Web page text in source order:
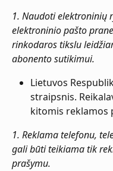
1. Naudoti elektroninių
elektroninio pašto
rinkodaros tikslu
abonento sutikimui.
Lietuvos
straipsnis.
kitomis reklamos
1. Reklama telefonu,
gali būti teikiama tik
prašymu.